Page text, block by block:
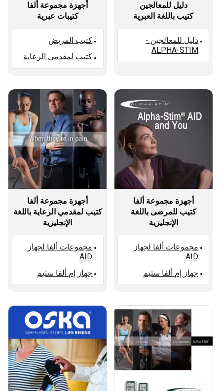
دليل للمعالجين
كتيب باللغة العبرية
دليل للمعالجين -
ALPHA-STIM
أجهزة مجموعة ألفا
كتيبات عبرية
كتيب المريض
كتيب لمقدمي الرعاية
أجهزة مجموعة ألفا
كتيب للمرضى باللغة
الإنجليزية
مجموعات ألفا لجهاز
AID
جهاز إم ألفا ستيم
أجهزة مجموعة ألفا
كتيب لمقدمي الرعاية باللغة
الإنجليزية
مجموعات ألفا لجهاز
AID
جهاز إم ألفا ستيم